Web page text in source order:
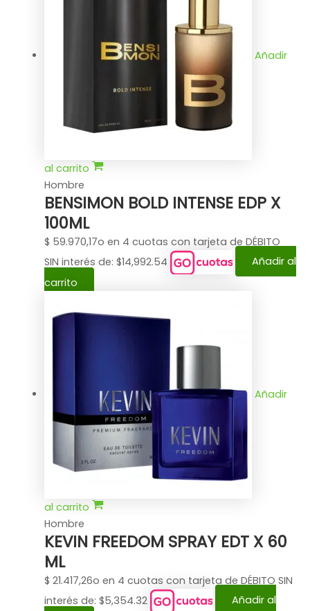
Añadir
al carrito
Hombre
BENSIMON BOLD INTENSE EDP X
100ML
$ 59.970,17o en 4 cuotas con tarjeta de DÉBITO
SIN interés de: $14,992.54
Añadir al
carrito
Añadir
al carrito
Hombre
KEVIN FREEDOM SPRAY EDT X 60
ML
$ 21.417,26o en 4 cuotas con tarjeta de DÉBITO SIN
interés de: $5,354.32
Añadir al